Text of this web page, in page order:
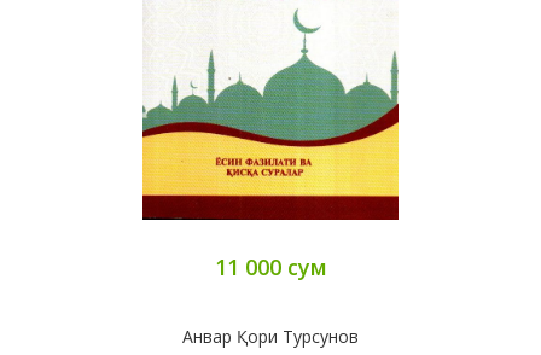
11 000 сум
Анвар Қори Турсунов